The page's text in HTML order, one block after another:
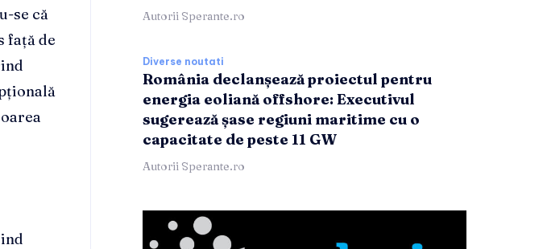
se că
față de
Autorii Sperante.ro
Diverse noutati
România declanșează proiectul pentru
energia eoliană offshore: Executivul
sugerează șase regiuni maritime cu o
capacitate de peste 11 GW
Autorii Sperante.ro